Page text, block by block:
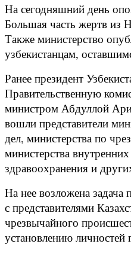
На сегодняшний день
Большая часть жертв из
Также министерство
узбекистанцам,
Ранее президент
Правительственную
министром Абдуллой
вошли представители
дел, министерства по
министерства
здравоохранения и
На нее возложена задача
с представителями
чрезвычайного
установлению личностей